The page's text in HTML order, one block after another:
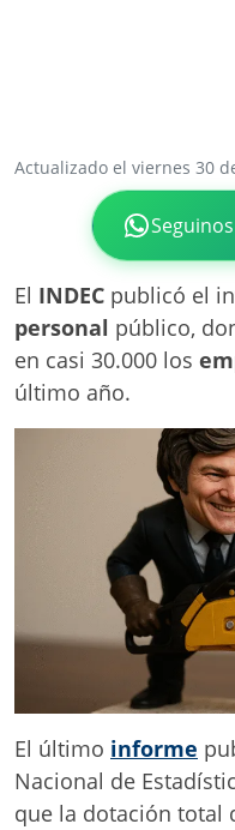
Actualizado el viernes 30
El INDEC publicó el
personal público,
en casi 30.000 los
último año.
El último informe
Nacional de
que la dotación total